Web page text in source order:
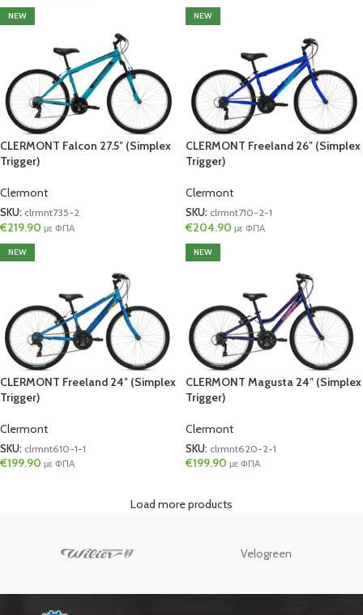
NEW
CLERMONT Falcon 27.5″ (Simplex
Trigger)
Clermont
SKU: clrmnt735-2
€219.90 με ΦΠΑ
NEW
CLERMONT Freeland 26″ (Simplex
Trigger)
Clermont
SKU: clrmnt710-2-1
€204.90 με ΦΠΑ
NEW
CLERMONT Freeland 24″ (Simplex
Trigger)
Clermont
SKU: clrmnt610-1-1
€199.90 με ΦΠΑ
NEW
CLERMONT Magusta 24″ (Simplex
Trigger)
Clermont
SKU: clrmnt620-2-1
€199.90 με ΦΠΑ
Load more products
Velogreen